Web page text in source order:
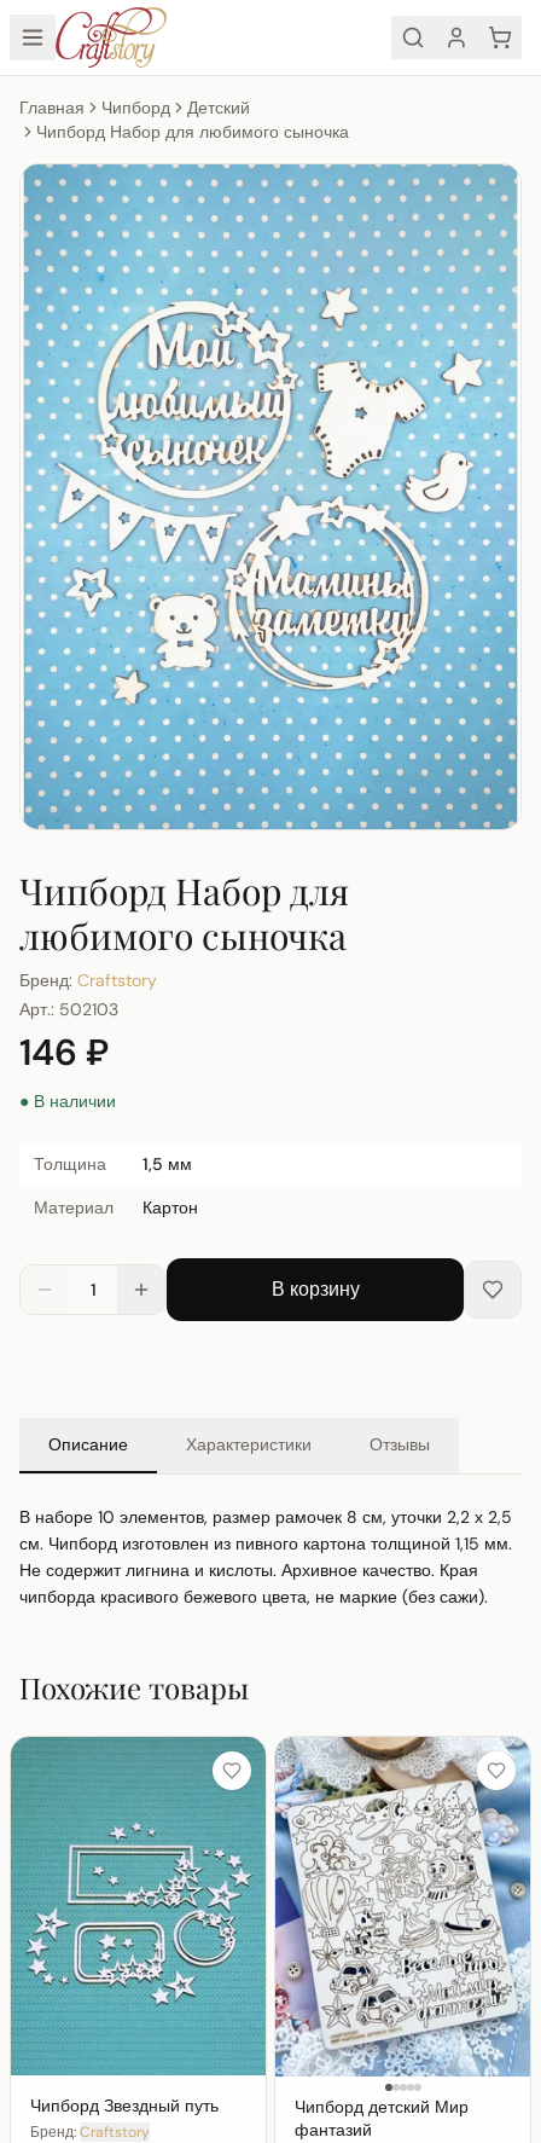
Главная Чипборд
Детский
Чипборд Набор для любимого сыночка
Чипборд Набор для
любимого сыночка
Бренд: Craftstory
Арт.: 502103
146 ₽
● В наличии
Толщина
1,5 мм
Материал
Картон
1 В корзину
Описание Характеристики Отзывы
В наборе 10 элементов, размер рамочек 8 см, уточки 2,2 х 2,5
см. Чипборд изготовлен из пивного картона толщиной 1,15 мм.
Не содержит лигнина и кислоты. Архивное качество. Края
чипборда красивого бежевого цвета, не маркие (без сажи).
Похожие товары
Чипборд Звездный путь
Бренд:Craftstory
Чипборд детский Мир
фантазий